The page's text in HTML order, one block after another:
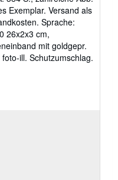
Exemplar. Versand als
Sprache:
26x2x3 cm,
mit goldgepr.
ill. Schutzumschlag.